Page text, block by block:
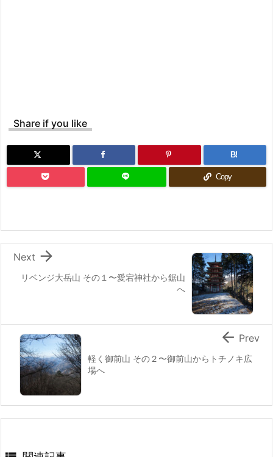
Share if you like
B!
Copy
リベンジ大岳山 その１〜愛宕神社から鋸山
へ

Next
軽く御前山 その２〜御前山からトチノキ広
場へ
 Prev